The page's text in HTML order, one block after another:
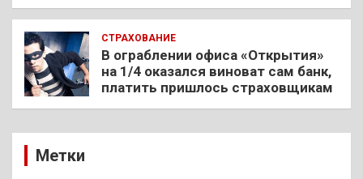
СТРАХОВАНИЕ
В ограблении офиса «Открытия»
на 1/4 оказался виноват сам банк,
платить пришлось страховщикам
Метки